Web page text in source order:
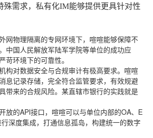
殊需求，私有化IM能够提供更具针对性
网物理隔离的专网环境下，喧喧能够保障不
中国人民解放军陆军学院等单位的成功应
苛环境下的可靠性。
构对数据安全与合规审计有极高要求。喧喧
息记录存储，完全符合监管要求，有效规避
带来的合规风险。某直辖市银行的实践就是
放的API接口，喧喧可以与单位内部的OA、E
深度集成，打通信息孤岛，构建统一的数字